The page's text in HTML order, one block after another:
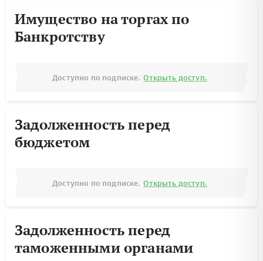
Имущество на торгах по
Банкротству
Доступно по подписке. Открыть доступ.
Задолженность перед
бюджетом
Доступно по подписке. Открыть доступ.
Задолженность перед
таможенными органами